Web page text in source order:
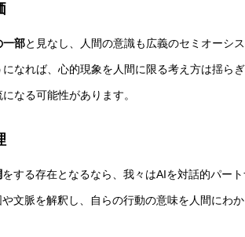
一部と見なし、人間の意識も広義のセミオーシ
なれば、心的現象を人間に限る考え方は揺ら
なる可能性があります。
をする存在となるなら、我々はAIを対話的パー
文脈を解釈し、自らの行動の意味を人間にわ